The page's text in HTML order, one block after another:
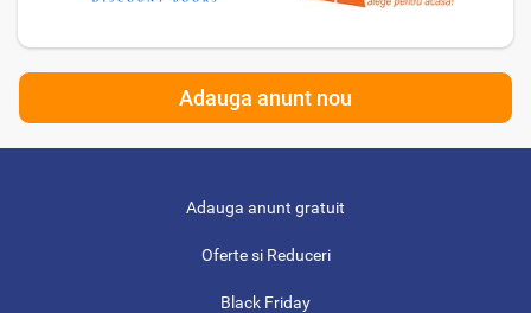
Adauga anunt nou
Adauga anunt gratuit
Oferte si Reduceri
Black Friday